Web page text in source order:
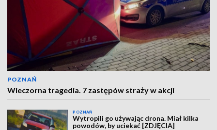
POZNAŃ
Wieczorna tragedia. 7 zastępów straży w akcji
POZNAŃ
Wytropili go używając drona. Miał kilka
powodów, by uciekać [ZDJĘCIA]